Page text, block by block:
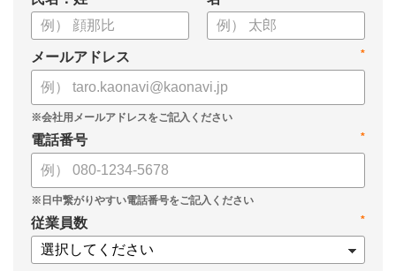
・生成AI利用における注意点やルール
・今日から使えるプロンプト集（人事評価、エンゲージメント業
務）
*
メールアドレス
*
電話番号
*
従業員数